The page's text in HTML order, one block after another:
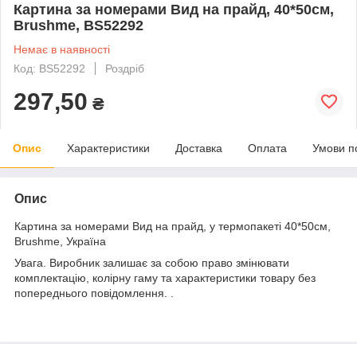
Картина за номерами Вид на прайд, 40*50см,
Brushme, BS52292
Немає в наявності
Код: BS52292
Роздріб
297,50 ₴
Опис Характеристики Доставка Оплата Умови
Опис
Картина за номерами Вид на прайд, у термопакеті 40*50см,
Brushme, Україна
Увага. Виробник залишає за собою право змінювати
комплектацію, колірну гаму та характеристики товару без
попереднього повідомлення. .